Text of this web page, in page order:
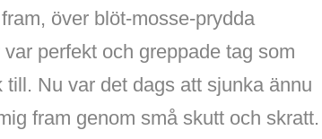
över blöt-mosse-prydda
perfekt och greppade tag som
Nu var det dags att sjunka ännu
fram genom små skutt och skratt.